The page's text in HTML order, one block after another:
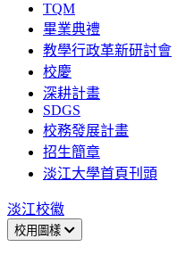
TQM
畢業典禮
教學行政革新研討會
校慶
深耕計畫
SDGS
校務發展計畫
招生簡章
淡江大學首頁刊頭
淡江校徽
校用圖樣